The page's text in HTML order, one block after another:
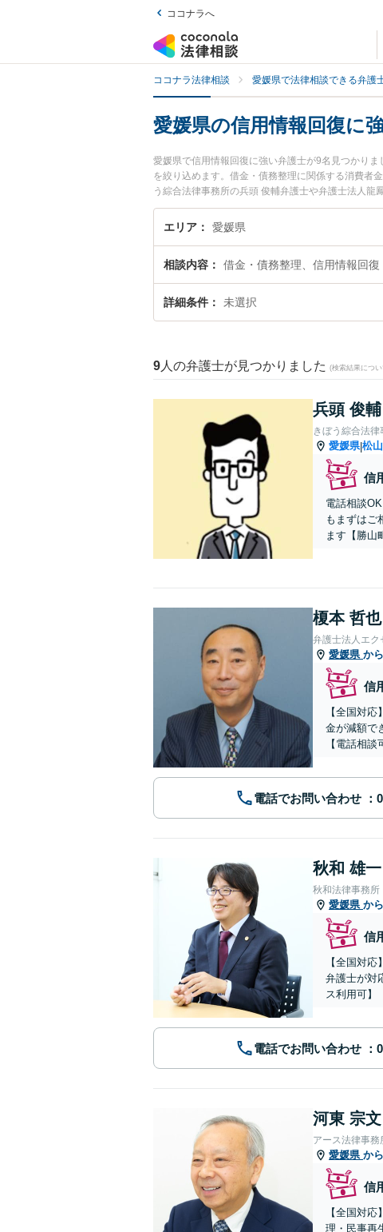
ココナラへ
ココナラ法律相談 愛媛県で法律相談できる弁護
愛媛県の信用情報回復に
愛媛県で信用情報回復に強い弁護士が9名見つかり
を絞り込めます。借金・債務整理に関係する消費者
う綜合法律事務所の兵頭 俊輔弁護士や弁護士法人
目されています。『愛媛県で土日や夜間に発生した
い』『初回相談無料で信用情報回復を法律相談でき
エリア 愛媛県
相談内容 借金・債務整理、信用情報回復
詳細条件 未選択
9 人の弁護士が見つかりました (検索結果につ
兵頭 俊輔
きぼう綜合法律
愛媛県|松
信
電話相談
もまずはご
ます【勝山
榎本 哲也
弁護士法人エク
愛媛県 か
信
【全国対
金が減額で
【電話相談
電話でお問い合わせ
秋和 雄一
秋和法律事務所
愛媛県 か
信
【全国対
弁護士が対
ス利用可】
電話でお問い合わせ
河東 宗文
アース法律事務
愛媛県 か
信
【全国対
理・民事再